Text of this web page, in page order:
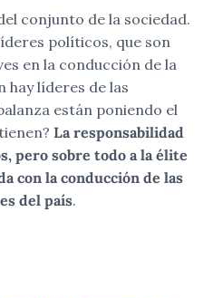
conjunto de la sociedad.
políticos, que son
en la conducción de la
hay líderes de las
están poniendo el
La responsabilidad
pero sobre todo a la élite
con la conducción de las
del país.